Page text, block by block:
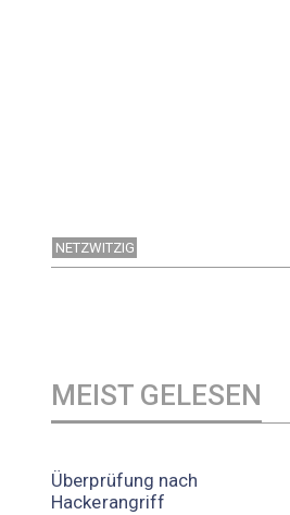
NETZWITZIG
MEIST GELESEN
Überprüfung nach
Hackerangriff